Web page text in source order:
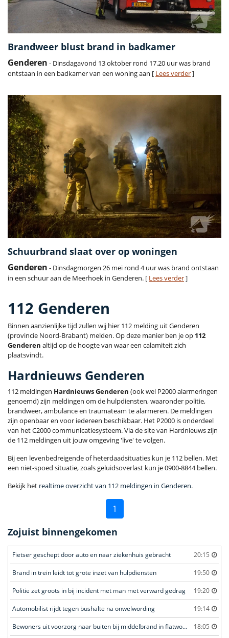
Brandweer blust brand in badkamer
Genderen - Dinsdagavond 13 oktober rond 17.20 uur was brand
ontstaan in een badkamer van een woning aan [ Lees verder]
Schuurbrand slaat over op woningen
Genderen - Dinsdagmorgen 26 mei rond 4 uur was brand ontstaan
in een schuur aan de Meerhoek in Genderen. [ Lees verder]
112 Genderen
Binnen aanzienlijke tijd zullen wij hier 112 melding uit Genderen
(provincie Noord-Brabant) melden. Op deze manier ben je op 112
Genderen altijd op de hoogte van waar een calamiteit zich
plaatsvindt.
Hardnieuws Genderen
112 meldingen Hardnieuws Genderen (ook wel P2000 alarmeringen
genoemd) zijn meldingen om de hulpdiensten, waaronder politie,
brandweer, ambulance en traumateam te alarmeren. De meldingen
zijn openbaar en voor iedereen beschikbaar. Het P2000 is onderdeel
van het C2000 communicatiesysteem. Via de site van Hardnieuws zijn
de 112 meldingen uit jouw omgeving 'live' te volgen.
Bij een levenbedreigende of heterdaadsituaties kun je 112 bellen. Met
een niet-spoed situatie, zoals geluidsoverlast kun je 0900-8844 bellen.
Bekijk het realtime overzicht van 112 meldingen in Genderen.
1
Zojuist binnengekomen
Fietser geschept door auto en naar ziekenhuis gebracht 20:15
Brand in trein leidt tot grote inzet van hulpdiensten 19:50
Politie zet groots in bij incident met man met verward gedrag 19:20
Automobilist rijdt tegen bushalte na onwelwording 19:14
Bewoners uit voorzorg naar buiten bij middelbrand in flatwoning 18:05